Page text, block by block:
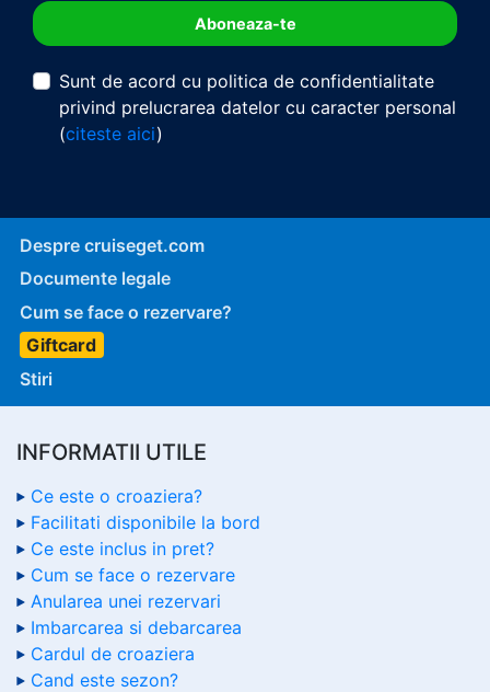
Sunt de acord cu politica de confidentialitate
privind prelucrarea datelor cu caracter personal
(citeste aici)
Despre cruiseget.com
Documente legale
Cum se face o rezervare?
Giftcard
Stiri
INFORMATII UTILE
Ce este o croaziera?
Facilitati disponibile la bord
Ce este inclus in pret?
Cum se face o rezervare
Anularea unei rezervari
Imbarcarea si debarcarea
Cardul de croaziera
Cand este sezon?